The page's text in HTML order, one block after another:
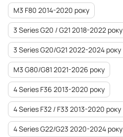
M3 F80 2014-2020 року
3 Series G20 / G21 2018-2022 року
3 Series G20/G21 2022-2024 року
M3 G80/G81 2021-2026 року
4 Series F36 2013-2020 року
4 Series F32 / F33 2013-2020 року
4 Series G22/G23 2020-2024 року